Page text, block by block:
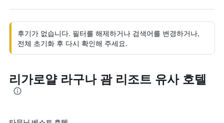
후기가 없습니다. 필터를 해제하거나 검색어를 변경하거나,
전체 초기화 후 다시 확인해 주세요.
리가로얄 라구나 괌 리조트 유사 호텔